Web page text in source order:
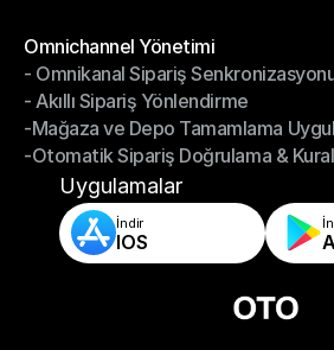
Omnichannel Yönetimi
Omnichannel Yönetimi
- Omnikanal Sipariş
- Omnikanal Sipariş Senkronizasyonu
- Akıllı Sipariş Yönlendirme
- Akıllı Sipariş Yönlendirme
-Mağaza ve Depo Tamamlama
-Mağaza ve Depo Tamamlama
-Otomatik Sipariş Doğrulama &
-Otomatik Sipariş Doğrulama &
Uygulamalar
İndir
IOS